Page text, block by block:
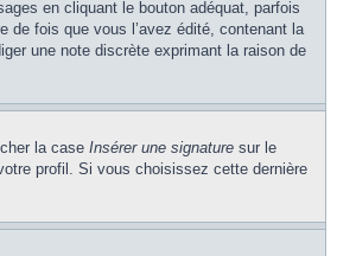
en cliquant le bouton adéquat, parfois
de fois que vous l’avez édité, contenant la
une note discrète exprimant la raison de
la case Insérer une signature sur le
profil. Si vous choisissez cette dernière